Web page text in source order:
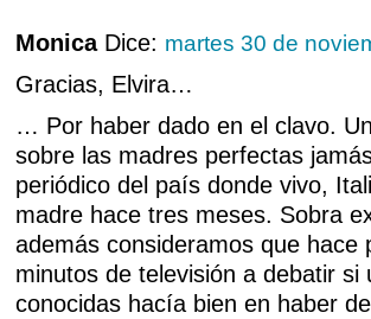
MonicaDice: martes 30 de
Gracias, Elvira…
… Por haber dado en el clavo.
sobre las madres perfectas
periódico del país donde vivo,
madre hace tres meses. Sobra
además consideramos que hace
minutos de televisión a debatir si
conocidas hacía bien en haber